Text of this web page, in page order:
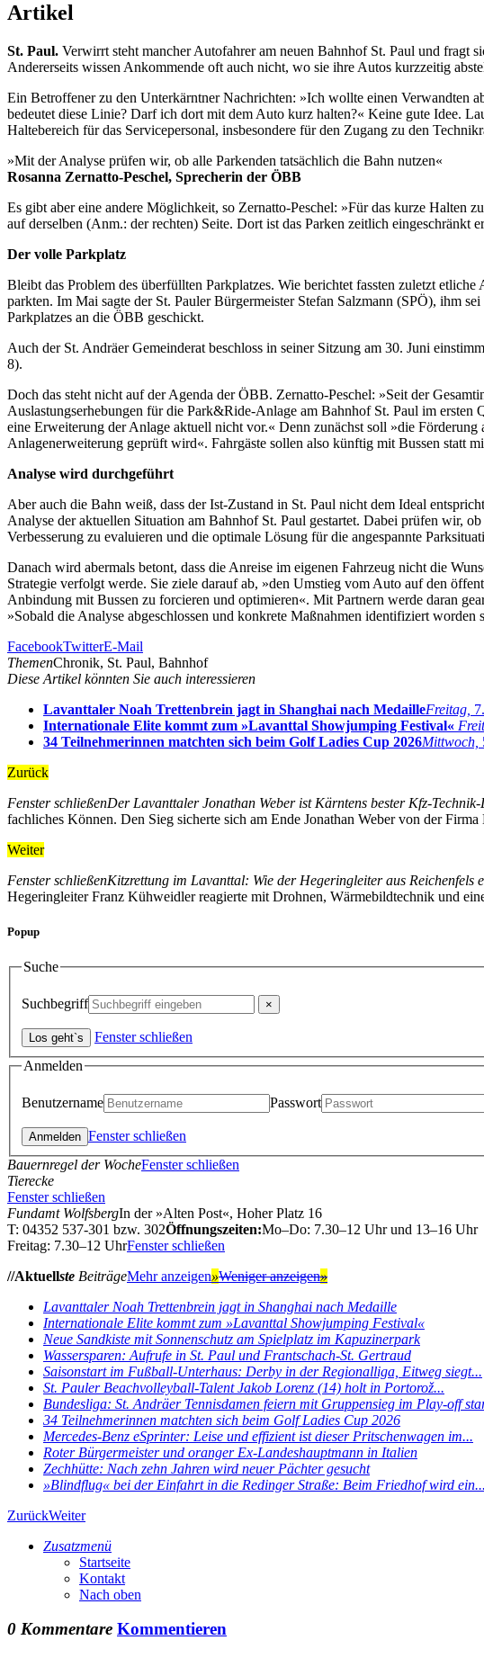
Artikel
St. Paul. Verwirrt steht mancher Autofahrer am neuen Bahnhof St. Paul und fragt
Andererseits wissen Ankommende oft auch nicht, wo sie ihre Autos kurzzeitig
Ein Betroffener zu den Unterkärntner Nachrichten: »Ich wollte einen Verwandten
bedeutet diese Linie? Darf ich dort mit dem Auto kurz halten?« Keine gute Idee.
Haltebereich für das Servicepersonal, insbesondere für den Zugang zu den
»Mit der Analyse prüfen wir, ob alle Parkenden tatsächlich die Bahn nutzen«
Rosanna Zernatto-Peschel, Sprecherin der ÖBB
Es gibt aber eine andere Möglichkeit, so Zernatto-Peschel: »Für das kurze Halten
auf derselben (Anm.: der rechten) Seite. Dort ist das Parken zeitlich eingeschränkt
Der volle Parkplatz
Bleibt das Problem des überfüllten Parkplatzes. Wie berichtet fassten zuletzt
parkten. Im Mai sagte der St. Pauler Bürgermeister Stefan Salzmann (SPÖ), ihm
Parkplatzes an die ÖBB geschickt.
Auch der St. Andräer Gemeinderat beschloss in seiner Sitzung am 30. Juni
8).
Doch das steht nicht auf der Agenda der ÖBB. Zernatto-Peschel: »Seit der
Auslastungserhebungen für die Park&Ride-Anlage am Bahnhof St. Paul im
eine Erweiterung der Anlage aktuell nicht vor.« Denn zunächst soll »die
Anlagenerweiterung geprüft wird«. Fahrgäste sollen also künftig mit Bussen statt
Analyse wird durchgeführt
Aber auch die Bahn weiß, dass der Ist-Zustand in St. Paul nicht dem Ideal
Analyse der aktuellen Situation am Bahnhof St. Paul gestartet. Dabei prüfen wir,
Verbesserung zu evaluieren und die optimale Lösung für die angespannte
Danach wird abermals betont, dass die Anreise im eigenen Fahrzeug nicht die
Strategie verfolgt werde. Sie ziele darauf ab, »den Umstieg vom Auto auf den
Anbindung mit Bussen zu forcieren und optimieren«. Mit Partnern werde daran
»Sobald die Analyse abgeschlossen und konkrete Maßnahmen identifiziert
FacebookTwitterE-Mail
ThemenChronik, St. Paul, Bahnhof
Diese Artikel könnten Sie auch interessieren
Lavanttaler Noah Trettenbrein jagt in Shanghai nach MedailleFreitag,
Internationale Elite kommt zum »Lavanttal Showjumping Festival«
34 Teilnehmerinnen matchten sich beim Golf Ladies Cup 2026Mittwoch,
Zurück
Fenster schließenDer Lavanttaler Jonathan Weber ist Kärntens bester Kfz-
fachliches Können. Den Sieg sicherte sich am Ende Jonathan Weber von der
Weiter
Fenster schließenKitzrettung im Lavanttal: Wie der Hegeringleiter aus Reichenfels
Hegeringleiter Franz Kühweidler reagierte mit Drohnen, Wärmebildtechnik und
Popup
Suche
Suchbegriff
Fenster schließen
Anmelden
Benutzername Passwort
Fenster schließen
Bauernregel der WocheFenster schließen
Tierecke
Fenster schließen
Fundamt WolfsbergIn der »Alten Post«, Hoher Platz 16
T: 04352 537-301 bzw. 302Öffnungszeiten:Mo–Do: 7.30–12 Uhr und 13–16 Uhr
Freitag: 7.30–12 UhrFenster schließen
//Aktuellste BeiträgeMehr anzeigen»Weniger anzeigen»
Lavanttaler Noah Trettenbrein jagt in Shanghai nach Medaille
Internationale Elite kommt zum »Lavanttal Showjumping Festival«
Neue Sandkiste mit Sonnenschutz am Spielplatz im Kapuzinerpark
Wassersparen: Aufrufe in St. Paul und Frantschach-St. Gertraud
Saisonstart im Fußball-Unterhaus: Derby in der Regionalliga, Eitweg siegt...
St. Pauler Beachvolleyball-Talent Jakob Lorenz (14) holt in Portorož...
Bundesliga: St. Andräer Tennisdamen feiern mit Gruppensieg im Play-off
34 Teilnehmerinnen matchten sich beim Golf Ladies Cup 2026
Mercedes-Benz eSprinter: Leise und effizient ist dieser Pritschenwagen im...
Roter Bürgermeister und oranger Ex-Landeshauptmann in Italien
Zechhütte: Nach zehn Jahren wird neuer Pächter gesucht
»Blindflug« bei der Einfahrt in die Redinger Straße: Beim Friedhof wird ein...
ZurückWeiter
Zusatzmenü
Startseite
Kontakt
Nach oben
0 Kommentare Kommentieren